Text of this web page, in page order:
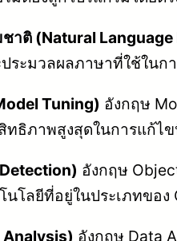
าติ (Natural
ระมวลผลภาษาที่ใช้ใน
Tuning) อังกฤษ
ทธิภาพสูงสุดในการแก้
อังกฤษ
โลยีที่อยู่ในประเภทของ
Analysis) อังกฤษ Data